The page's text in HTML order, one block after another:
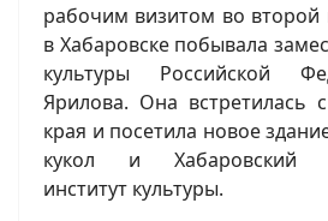
рабочим визитом во второй
в Хабаровске побывала
культуры Российской
Ярилова. Она встретилась
края и посетила новое
кукол и Хабаровский
институт культуры.